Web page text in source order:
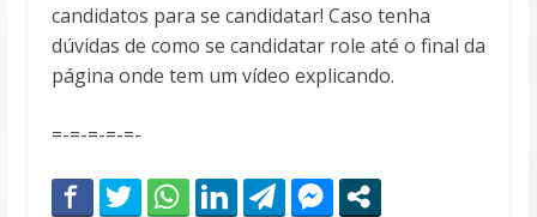
candidatos para se candidatar! Caso tenha
dúvidas de como se candidatar role até o final da
página onde tem um vídeo explicando.
=-=-=-=-=-